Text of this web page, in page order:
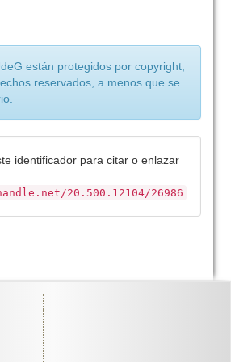
están protegidos por copyright,
reservados, a menos que se
identificador para citar o enlazar
20.500.12104/26986